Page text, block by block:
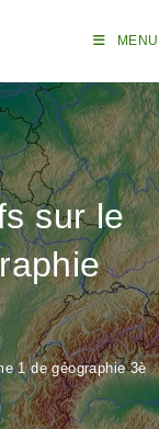
MENU
sur le
1 de géographie